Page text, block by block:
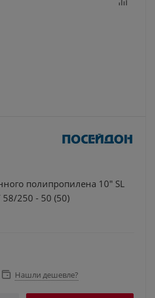
полипропилена 10" SL
250 - 50 (50)
Нашли дешевле?